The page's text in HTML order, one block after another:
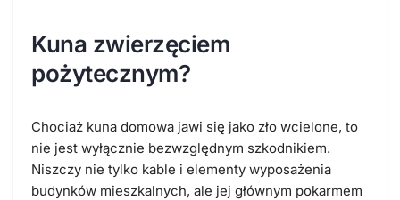
Kuna zwierzęciem
pożytecznym?
Chociaż kuna domowa jawi się jako zło wcielone, to
nie jest wyłącznie bezwzględnym szkodnikiem.
Niszczy nie tylko kable i elementy wyposażenia
budynków mieszkalnych, ale jej głównym pokarmem